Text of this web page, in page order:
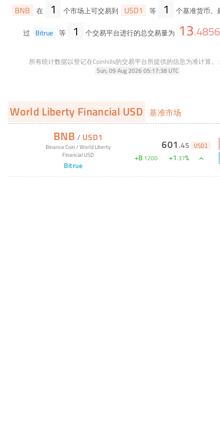
BNB 在 1 个市场上可交易到 USD1 等 1 个基准货币
过 Bitrue 等 1 个交易平台进行的总交易量为 13.4856
所有统计数据以登记在Coinhills的交易平台所提供的信息为准计算。
Sun, 09 Aug 2026 05:17:38 UTC
World Liberty Financial USD 基准市场
BNB / USD1
Binance Coin/World Liberty
Financial USD
Bitrue
601 .45 USD1
+8.1200 +1.37%